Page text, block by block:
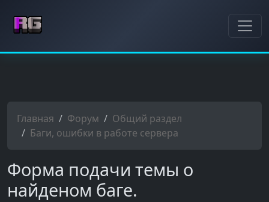
Главная Форум
Общий раздел
Баги, ошибки в работе сервера
Форма подачи темы о
найденом баге.